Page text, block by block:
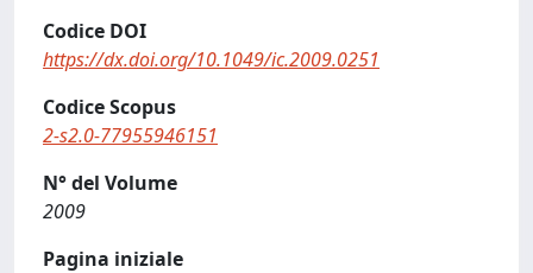
Codice DOI
https://dx.doi.org/10.1049/ic.2009.0251
Codice Scopus
2-s2.0-77955946151
N° del Volume
2009
Pagina iniziale